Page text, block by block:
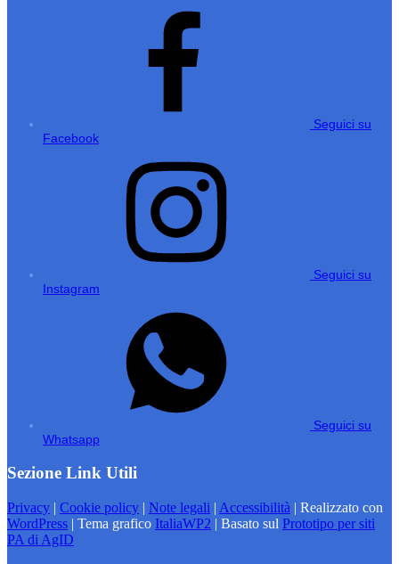
Seguici su
Facebook
Seguici su
Instagram
Seguici su
Whatsapp
Sezione Link Utili
Privacy | Cookie policy | Note legali | Accessibilità | Realizzato con
WordPress | Tema grafico ItaliaWP2 | Basato sul Prototipo per siti
PA di AgID